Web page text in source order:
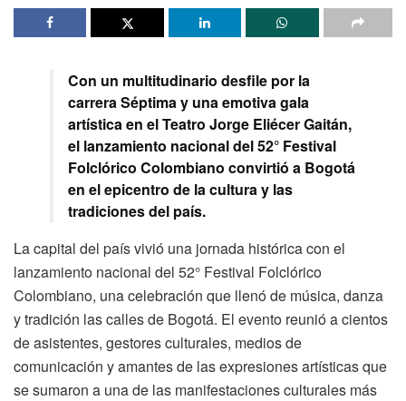
Con un multitudinario desfile por la
carrera Séptima y una emotiva gala
artística en el Teatro Jorge Eliécer Gaitán,
el lanzamiento nacional del 52° Festival
Folclórico Colombiano convirtió a Bogotá
en el epicentro de la cultura y las
tradiciones del país.
La capital del país vivió una jornada histórica con el
lanzamiento nacional del 52° Festival Folclórico
Colombiano, una celebración que llenó de música, danza
y tradición las calles de Bogotá. El evento reunió a cientos
de asistentes, gestores culturales, medios de
comunicación y amantes de las expresiones artísticas que
se sumaron a una de las manifestaciones culturales más